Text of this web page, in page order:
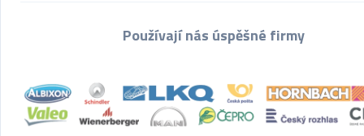
Používají nás úspěšné firmy